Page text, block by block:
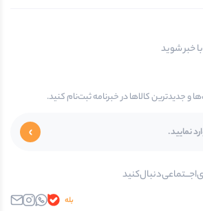
و جدیدترین کالاها در خبرنامه ثبت‌نام کنید.
بلهواتساپ
اینستاگرامایمیل